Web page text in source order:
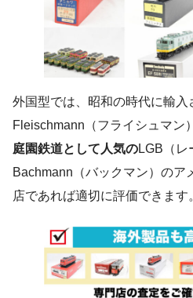
外国型では、昭和の時代に輸
Fleischmann（フライシュマン）
庭園鉄道として人気のLGB（レ
Bachmann（バックマン）のア
店であれば適切に評価できます